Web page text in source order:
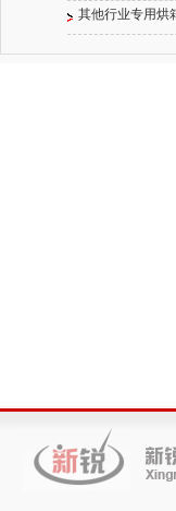
其他行业专用烘